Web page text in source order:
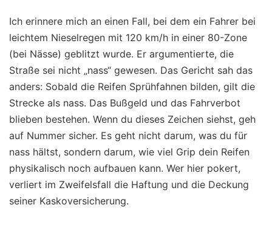
Ich erinnere mich an einen Fall, bei dem ein Fahrer bei
leichtem Nieselregen mit 120 km/h in einer 80-Zone
(bei Nässe) geblitzt wurde. Er argumentierte, die
Straße sei nicht „nass“ gewesen. Das Gericht sah das
anders: Sobald die Reifen Sprühfahnen bilden, gilt die
Strecke als nass. Das Bußgeld und das Fahrverbot
blieben bestehen. Wenn du dieses Zeichen siehst, geh
auf Nummer sicher. Es geht nicht darum, was du für
nass hältst, sondern darum, wie viel Grip dein Reifen
physikalisch noch aufbauen kann. Wer hier pokert,
verliert im Zweifelsfall die Haftung und die Deckung
seiner Kaskoversicherung.